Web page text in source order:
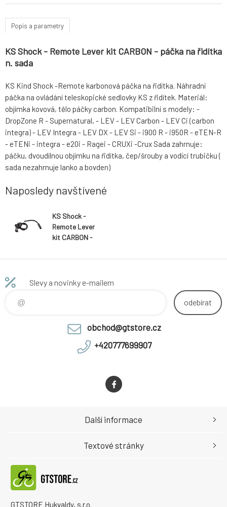
Popis a parametry
KS Shock - Remote Lever kit CARBON - páčka na řidítka
n. sada
KS Kind Shock -Remote karbonová páčka na řidítka. Náhradní
páčka na ovládání teleskopické sedlovky KS z řidítek. Materiál:
objímka kovová, tělo páčky carbon. Kompatibilní s modely: -
DropZone R - Supernatural, - LEV - LEV Carbon - LEV Ci (carbon
integra) - LEV Integra - LEV DX - LEV Si - i900 R - i950R - eTEN-R
- eTENi - integra - e20i - Ragei - CRUXi -Crux Sada zahrnuje:
páčku, dvoudílnou objímku na řidítka, čep/šrouby a vodící trubičku (
sada nezahrnuje lanko a bovden)
Naposledy navštívené
KS Shock -
Remote Lever
kit CARBON -
řidítka n. sada
Slevy a novinky e-mailem
odebírat
obchod@gtstore.cz
+420777699907
GTSTORE Hukvaldy, s.r.o.
Další informace
Textové stránky